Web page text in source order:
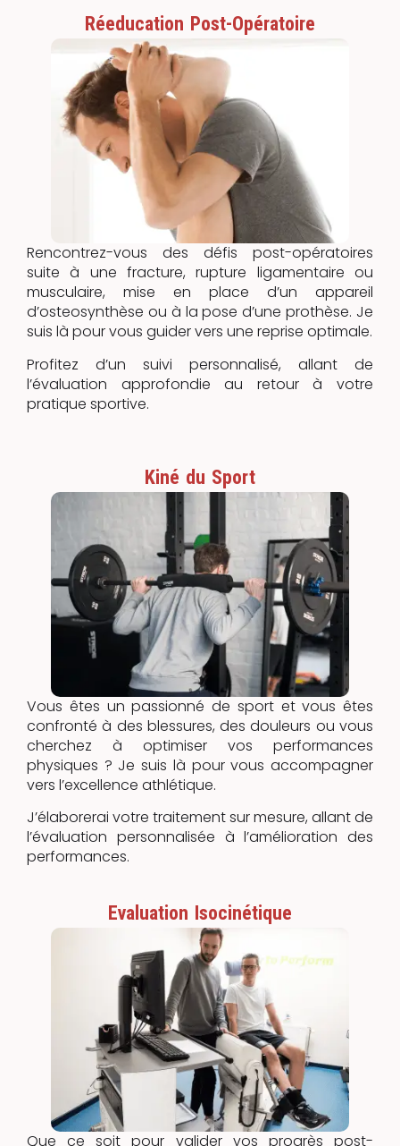
Réeducation Post-Opératoire
Rencontrez-vous des défis post-opératoires
suite à une fracture, rupture ligamentaire ou
musculaire, mise en place d’un appareil
d’osteosynthèse ou à la pose d’une prothèse. Je
suis là pour vous guider vers une reprise optimale.
Profitez d’un suivi personnalisé, allant de
l’évaluation approfondie au retour à votre
pratique sportive.
Kiné du Sport
Vous êtes un passionné de sport et vous êtes
confronté à des blessures, des douleurs ou vous
cherchez à optimiser vos performances
physiques ? Je suis là pour vous accompagner
vers l’excellence athlétique.
J’élaborerai votre traitement sur mesure, allant de
l’évaluation personnalisée à l’amélioration des
performances.
Evaluation Isocinétique
Que ce soit pour valider vos progrès post-